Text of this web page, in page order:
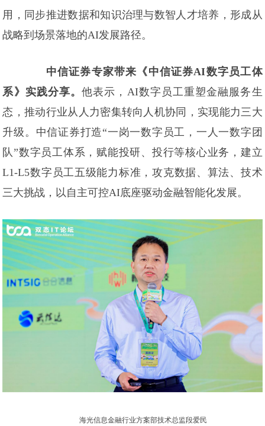
用，同步推进数据和知识治理与数智人才培养，形成从
战略到场景落地的AI发展路径。
中信证券专家带来《中信证券AI数字员工体
系》实践分享。他表示，AI数字员工重塑金融服务生
态，推动行业从人力密集转向人机协同，实现能力三大
升级。中信证券打造“一岗一数字员工，一人一数字团
队”数字员工体系，赋能投研、投行等核心业务，建立
L1-L5数字员工五级能力标准，攻克数据、算法、技术
三大挑战，以自主可控AI底座驱动金融智能化发展。
海光信息金融行业方案部技术总监段爱民